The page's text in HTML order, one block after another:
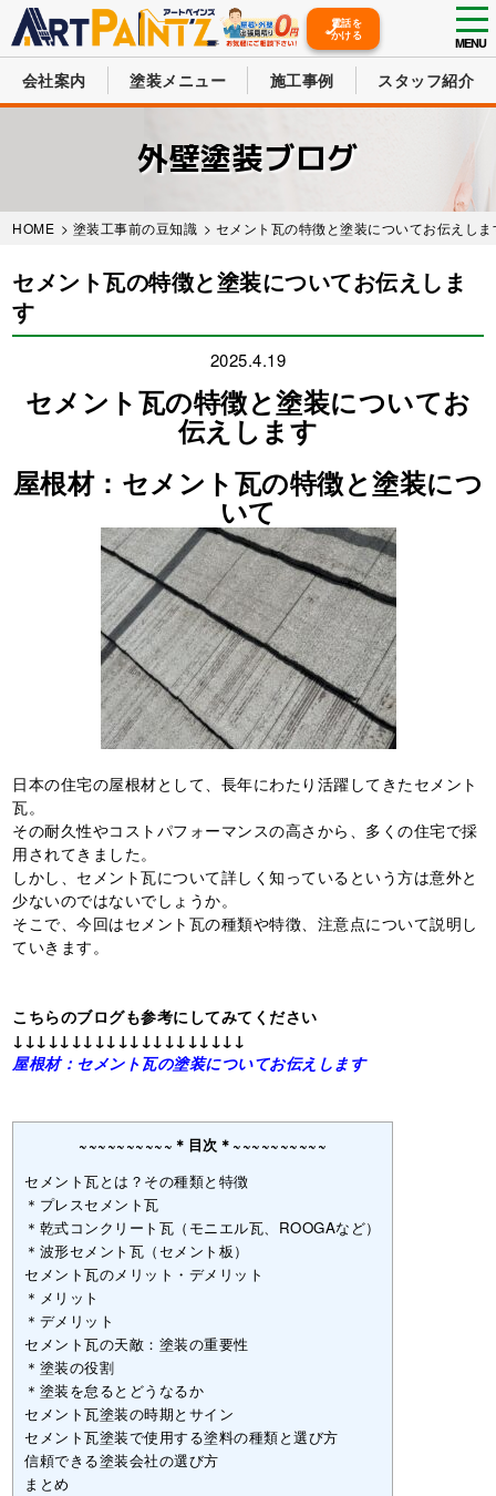
MENU
電話を
かける
会社案内 塗装メニュー 施工事例 スタッフ紹介
外壁塗装ブログ
HOME > 塗装工事前の豆知識 > セメント瓦の特徴と塗装についてお伝えしま
セメント瓦の特徴と塗装についてお伝えしま
す
2025.4.19
セメント瓦の特徴と塗装についてお
伝えします
屋根材：セメント瓦の特徴と塗装につ
いて
日本の住宅の屋根材として、長年にわたり活躍してきたセメント
瓦。
その耐久性やコストパフォーマンスの高さから、多くの住宅で採
用されてきました。
しかし、セメント瓦について詳しく知っているという方は意外と
少ないのではないでしょうか。
そこで、今回はセメント瓦の種類や特徴、注意点について説明し
ていきます。
こちらのブログも参考にしてみてください
↓↓↓↓↓↓↓↓↓↓↓↓↓↓↓↓↓↓↓↓
屋根材：セメント瓦の塗装についてお伝えします
~~~~~~~~~~＊目次＊~~~~~~~~~~
セメント瓦とは？その種類と特徴
＊プレスセメント瓦
＊乾式コンクリート瓦（モニエル瓦、ROOGAなど）
＊波形セメント瓦（セメント板）
セメント瓦のメリット・デメリット
＊メリット
＊デメリット
セメント瓦の天敵：塗装の重要性
＊塗装の役割
＊塗装を怠るとどうなるか
セメント瓦塗装の時期とサイン
セメント瓦塗装で使用する塗料の種類と選び方
信頼できる塗装会社の選び方
まとめ